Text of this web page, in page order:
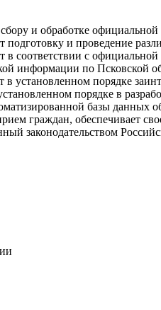
и обработке
подготовку и проведение
в соответствии с
информации по Псковской
в установленном порядке
порядке в
базы данных
граждан, обеспечивает
законодательством